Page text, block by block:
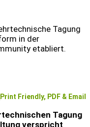
Tagung
in der
etabliert.
Tagung
verspricht